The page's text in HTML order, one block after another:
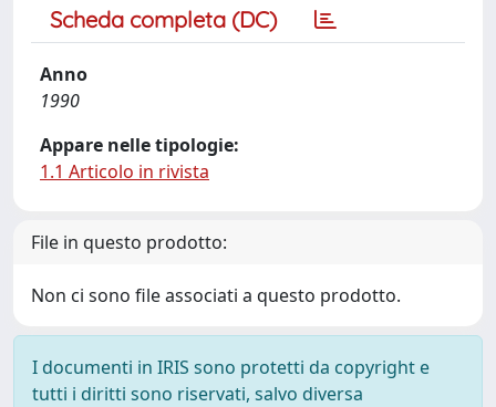
Scheda completa (DC)
Anno
1990
Appare nelle tipologie:
1.1 Articolo in rivista
File in questo prodotto:
Non ci sono file associati a questo prodotto.
I documenti in IRIS sono protetti da copyright e
tutti i diritti sono riservati, salvo diversa